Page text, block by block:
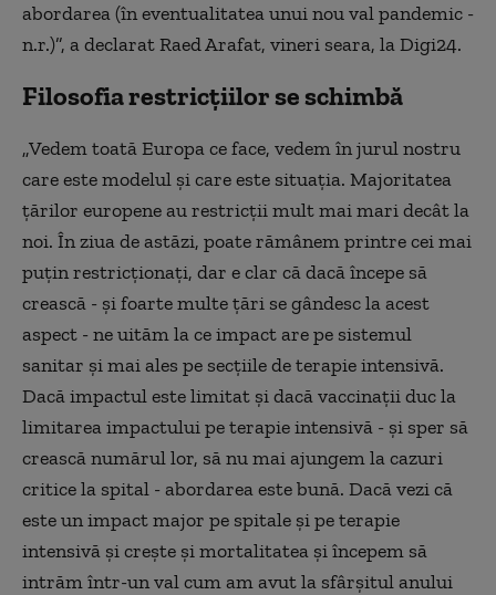
abordarea (în eventualitatea unui nou val pandemic -
n.r.)”, a declarat Raed Arafat, vineri seara, la Digi24.
Filosofia restricțiilor se schimbă
„Vedem toată Europa ce face, vedem în jurul nostru
care este modelul și care este situația. Majoritatea
țărilor europene au restricții mult mai mari decât la
noi. În ziua de astăzi, poate rămânem printre cei mai
puțin restricționați, dar e clar că dacă începe să
crească - și foarte multe țări se gândesc la acest
aspect - ne uităm la ce impact are pe sistemul
sanitar și mai ales pe secțiile de terapie intensivă.
Dacă impactul este limitat și dacă vaccinații duc la
limitarea impactului pe terapie intensivă - și sper să
crească numărul lor, să nu mai ajungem la cazuri
critice la spital - abordarea este bună. Dacă vezi că
este un impact major pe spitale și pe terapie
intensivă și crește și mortalitatea și începem să
intrăm într-un val cum am avut la sfârșitul anului